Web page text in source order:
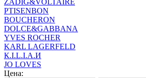
PTISENBON
BOUCHERON
DOLCE&GABBANA
YVES ROCHER
KARL LAGERFELD
К.I.L.I.А.И
JO LOVES
Цена: